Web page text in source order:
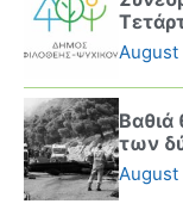
Βαθιά
των
August